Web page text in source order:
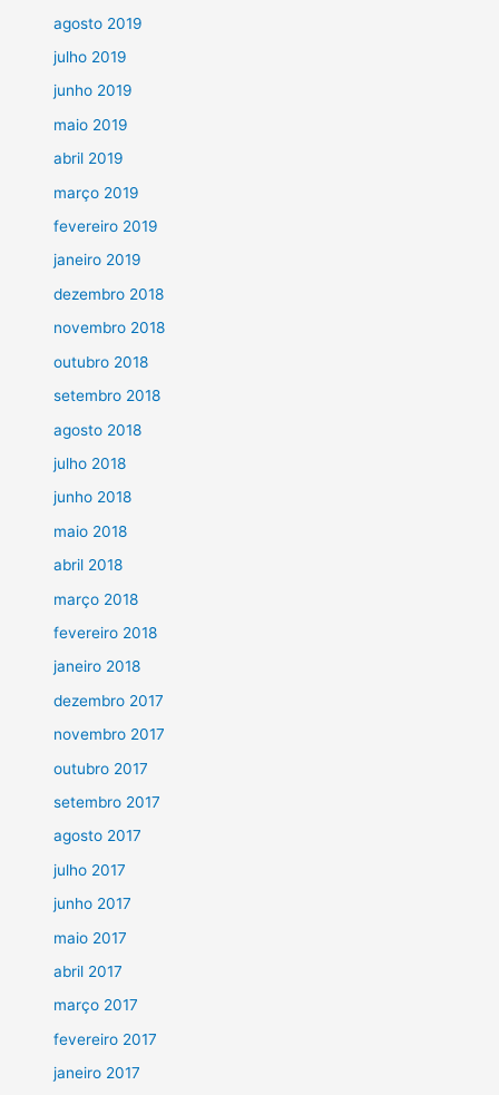
agosto 2019
julho 2019
junho 2019
maio 2019
abril 2019
março 2019
fevereiro 2019
janeiro 2019
dezembro 2018
novembro 2018
outubro 2018
setembro 2018
agosto 2018
julho 2018
junho 2018
maio 2018
abril 2018
março 2018
fevereiro 2018
janeiro 2018
dezembro 2017
novembro 2017
outubro 2017
setembro 2017
agosto 2017
julho 2017
junho 2017
maio 2017
abril 2017
março 2017
fevereiro 2017
janeiro 2017